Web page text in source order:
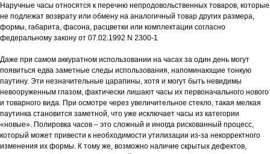
Наручные часы относятся к перечню непродовольственных товаров, которые
не подлежат возврату или обмену на аналогичный товар других размера,
формы, габарита, фасона, расцветки или комплектации согласно
федеральному закону от 07.02.1992 N 2300-1
Даже при самом аккуратном использовании на часах за один день могут
появиться едва заметные следы использования, напоминающие тонкую
паутину. Эти незначительные царапины, хотя и могут быть невидимы
невооруженным глазом, фактически лишают часы их первоначального нового
и товарного вида. При осмотре через увеличительное стекло, такая мелкая
паутинка становится заметной, что уже исключает часы из категории
«новые». Полировка часов – это сложный и иногда рискованный процесс,
который может привести к необходимости утилизации из-за некорректного
изменения их формы. К тому же, возможно наличие скрытых дефектов,